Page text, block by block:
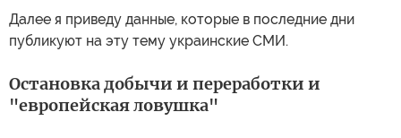
Далее я приведу данные, которые в последние дни
публикуют на эту тему украинские СМИ.
Остановка добычи и переработки и
"европейская ловушка"